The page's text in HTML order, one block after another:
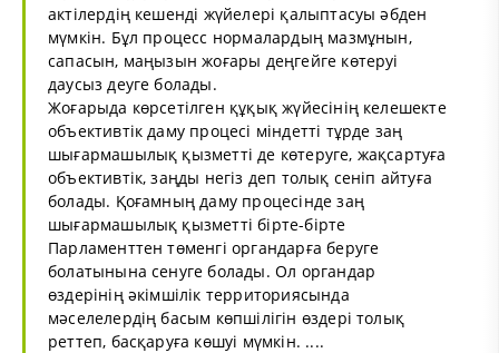
актілердің кешенді жүйелері қалыптасуы әбден
мүмкін. Бұл процесс нормалардың мазмұнын,
сапасын, маңызын жоғары деңгейге көтеруі
даусыз деуге болады.
Жоғарыда көрсетілген құқық жүйесінің келешекте
объективтік даму процесі міндетті тұрде заң
шығармашылық қызметті де көтеруге, жақсартуға
объективтік, заңды негіз деп толық сеніп айтуға
болады. Қоғамның даму процесінде заң
шығармашылық қызметті бірте-бірте
Парламенттен төменгі органдарға беруге
болатынына сенуге болады. Ол органдар
өздерінің әкімшілік территориясында
мәселелердің басым көпшілігін өздері толық
реттеп, басқаруға көшуі мүмкін. ....